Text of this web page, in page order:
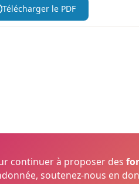
Télécharger le PDF
continuer à proposer des
soutenez-nous en